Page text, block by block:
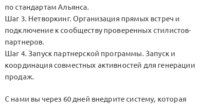
по стандартам Альянса.
Шаг 3. Нетворкинг. Организация прямых встреч и
подключение к сообществу проверенных стилистов-
партнеров.
Шаг 4. Запуск партнерской программы. Запуск и
координация совместных активностей для генерации
продаж.
С нами вы через 60 дней внедрите систему, которая